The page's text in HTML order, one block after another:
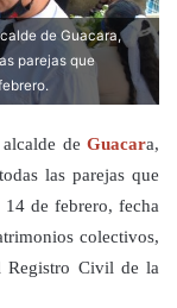
de Guacara,
parejas que
de Guacara,
las parejas que
de febrero, fecha
colectivos,
Registro Civil de la